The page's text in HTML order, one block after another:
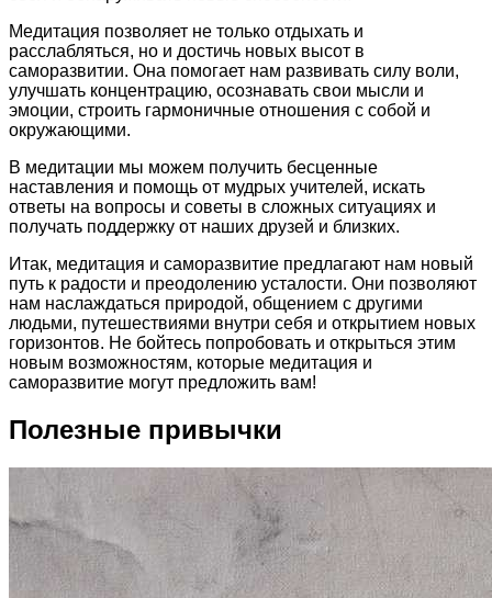
Медитация позволяет не только отдыхать и
расслабляться, но и достичь новых высот в
саморазвитии. Она помогает нам развивать силу воли,
улучшать концентрацию, осознавать свои мысли и
эмоции, строить гармоничные отношения с собой и
окружающими.
В медитации мы можем получить бесценные
наставления и помощь от мудрых учителей, искать
ответы на вопросы и советы в сложных ситуациях и
получать поддержку от наших друзей и близких.
Итак, медитация и саморазвитие предлагают нам новый
путь к радости и преодолению усталости. Они позволяют
нам наслаждаться природой, общением с другими
людьми, путешествиями внутри себя и открытием новых
горизонтов. Не бойтесь попробовать и открыться этим
новым возможностям, которые медитация и
саморазвитие могут предложить вам!
Полезные привычки